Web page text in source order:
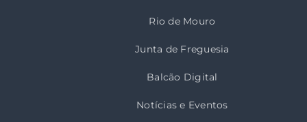
Rio de Mouro
Junta de Freguesia
Balcão Digital
Notícias e Eventos